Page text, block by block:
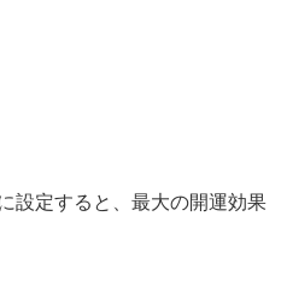
設定すると、最大の開運効果